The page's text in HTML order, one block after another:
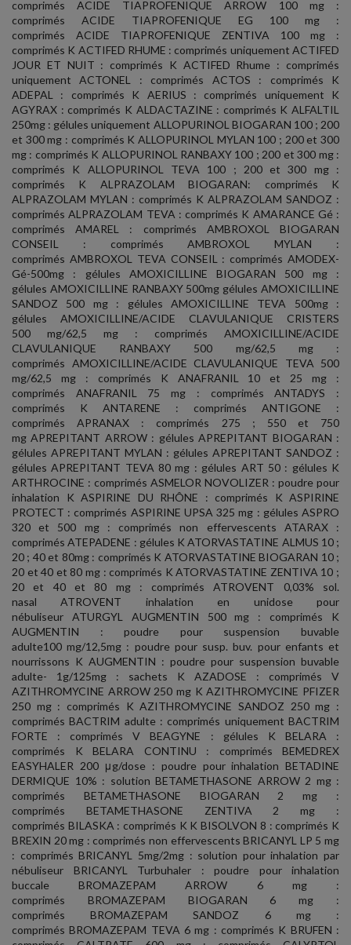
comprimés ACIDE TIAPROFENIQUE ARROW 100 mg :
comprimés ACIDE TIAPROFENIQUE EG 100 mg :
comprimés ACIDE TIAPROFENIQUE ZENTIVA 100 mg :
comprimés K ACTIFED RHUME : comprimés uniquement ACTIFED
JOUR ET NUIT : comprimés K ACTIFED Rhume : comprimés
uniquement ACTONEL : comprimés ACTOS : comprimés K
ADEPAL : comprimés K AERIUS : comprimés uniquement K
AGYRAX : comprimés K ALDACTAZINE : comprimés K ALFALTIL
250mg : gélules uniquement ALLOPURINOL BIOGARAN 100 ; 200
et 300 mg : comprimés K ALLOPURINOL MYLAN 100 ; 200 et 300
mg : comprimés K ALLOPURINOL RANBAXY 100 ; 200 et 300 mg :
comprimés K ALLOPURINOL TEVA 100 ; 200 et 300 mg :
comprimés K ALPRAZOLAM BIOGARAN: comprimés K
ALPRAZOLAM MYLAN : comprimés K ALPRAZOLAM SANDOZ :
comprimés ALPRAZOLAM TEVA : comprimés K AMARANCE Gé :
comprimés AMAREL : comprimés AMBROXOL BIOGARAN
CONSEIL : comprimés AMBROXOL MYLAN :
comprimés AMBROXOL TEVA CONSEIL : comprimés AMODEX-
Gé-500mg : gélules AMOXICILLINE BIOGARAN 500 mg :
gélules AMOXICILLINE RANBAXY 500mg gélules AMOXICILLINE
SANDOZ 500 mg : gélules AMOXICILLINE TEVA 500mg :
gélules AMOXICILLINE/ACIDE CLAVULANIQUE CRISTERS
500 mg/62,5 mg : comprimés AMOXICILLINE/ACIDE
CLAVULANIQUE RANBAXY 500 mg/62,5 mg :
comprimés AMOXICILLINE/ACIDE CLAVULANIQUE TEVA 500
mg/62,5 mg : comprimés K ANAFRANIL 10 et 25 mg :
comprimés ANAFRANIL 75 mg : comprimés ANTADYS :
comprimés K ANTARENE : comprimés ANTIGONE :
comprimés APRANAX : comprimés 275 ; 550 et 750
mg APREPITANT ARROW : gélules APREPITANT BIOGARAN :
gélules APREPITANT MYLAN : gélules APREPITANT SANDOZ :
gélules APREPITANT TEVA 80 mg : gélules ART 50 : gélules K
ARTHROCINE : comprimés ASMELOR NOVOLIZER : poudre pour
inhalation K ASPIRINE DU RHÔNE : comprimés K ASPIRINE
PROTECT : comprimés ASPIRINE UPSA 325 mg : gélules ASPRO
320 et 500 mg : comprimés non effervescents ATARAX :
comprimés ATEPADENE : gélules K ATORVASTATINE ALMUS 10 ;
20 ; 40 et 80mg : comprimés K ATORVASTATINE BIOGARAN 10 ;
20 et 40 et 80 mg : comprimés K ATORVASTATINE ZENTIVA 10 ;
20 et 40 et 80 mg : comprimés ATROVENT 0,03% sol.
nasal ATROVENT inhalation en unidose pour
nébuliseur ATURGYL AUGMENTIN 500 mg : comprimés K
AUGMENTIN : poudre pour suspension buvable
adulte100 mg/12,5mg : poudre pour susp. buv. pour enfants et
nourrissons K AUGMENTIN : poudre pour suspension buvable
adulte- 1g/125mg : sachets K AZADOSE : comprimés V
AZITHROMYCINE ARROW 250 mg K AZITHROMYCINE PFIZER
250 mg : comprimés K AZITHROMYCINE SANDOZ 250 mg :
comprimés BACTRIM adulte : comprimés uniquement BACTRIM
FORTE : comprimés V BEAGYNE : gélules K BELARA :
comprimés K BELARA CONTINU : comprimés BEMEDREX
EASYHALER 200 μg/dose : poudre pour inhalation BETADINE
DERMIQUE 10% : solution BETAMETHASONE ARROW 2 mg :
comprimés BETAMETHASONE BIOGARAN 2 mg :
comprimés BETAMETHASONE ZENTIVA 2 mg :
comprimés BILASKA : comprimés K K BISOLVON 8 : comprimés K
BREXIN 20 mg : comprimés non effervescents BRICANYL LP 5 mg
: comprimés BRICANYL 5mg/2mg : solution pour inhalation par
nébuliseur BRICANYL Turbuhaler : poudre pour inhalation
buccale BROMAZEPAM ARROW 6 mg :
comprimés BROMAZEPAM BIOGARAN 6 mg :
comprimés BROMAZEPAM SANDOZ 6 mg :
comprimés BROMAZEPAM TEVA 6 mg : comprimés K BRUFEN :